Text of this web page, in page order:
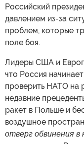
Российский
давлением из-за
проблем, которые
поле боя.
Лидеры США и
что Россия
проверить НАТО на
недавние
ракет в Польше и
воздушное
отверг обвинения в